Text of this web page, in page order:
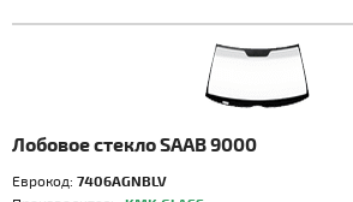
Лобовое стекло SAAB 9000
Еврокод: 7406AGNBLV